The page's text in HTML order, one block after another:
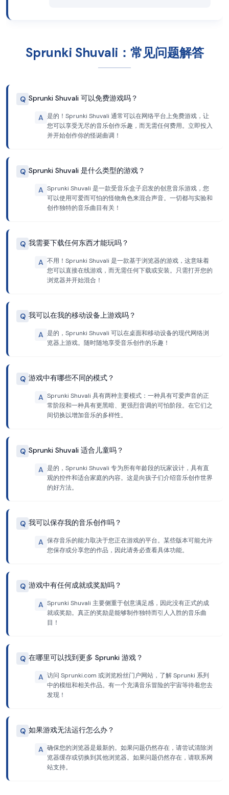
Sprunki Shuvali：常见问题解答
Q Sprunki Shuvali 可以免费游戏吗？
A 是的！Sprunki Shuvali 通常可以在网络平台上免费游戏，让
您可以享受无尽的音乐创作乐趣，而无需任何费用。立即投入
并开始创作你的怪诞曲调！
Q Sprunki Shuvali 是什么类型的游戏？
A Sprunki Shuvali 是一款受音乐盒子启发的创意音乐游戏，您
可以使用可爱而可怕的怪物角色来混合声音。一切都与实验和
创作独特的音乐曲目有关！
Q 我需要下载任何东西才能玩吗？
A 不用！Sprunki Shuvali 是一款基于浏览器的游戏，这意味着
您可以直接在线游戏，而无需任何下载或安装。只需打开您的
浏览器并开始混合！
Q 我可以在我的移动设备上游戏吗？
A 是的，Sprunki Shuvali 可以在桌面和移动设备的现代网络浏
览器上游戏。随时随地享受音乐创作的乐趣！
Q 游戏中有哪些不同的模式？
A Sprunki Shuvali 具有两种主要模式：一种具有可爱声音的正
常阶段和一种具有更黑暗、更强烈音调的可怕阶段。在它们之
间切换以增加音乐的多样性。
Q Sprunki Shuvali 适合儿童吗？
A 是的，Sprunki Shuvali 专为所有年龄段的玩家设计，具有直
观的控件和适合家庭的内容。这是向孩子们介绍音乐创作世界
的好方法。
Q 我可以保存我的音乐创作吗？
A 保存音乐的能力取决于您正在游戏的平台。某些版本可能允许
您保存或分享您的作品，因此请务必查看具体功能。
Q 游戏中有任何成就或奖励吗？
A Sprunki Shuvali 主要侧重于创意满足感，因此没有正式的成
就或奖励。真正的奖励是能够制作独特而引人入胜的音乐曲
目！
Q 在哪里可以找到更多 Sprunki 游戏？
A 访问 Sprunki.com 或浏览粉丝门户网站，了解 Sprunki 系列
中的模组和相关作品。有一个充满音乐冒险的宇宙等待着您去
发现！
Q 如果游戏无法运行怎么办？
A 确保您的浏览器是最新的。如果问题仍然存在，请尝试清除浏
览器缓存或切换到其他浏览器。如果问题仍然存在，请联系网
站支持。